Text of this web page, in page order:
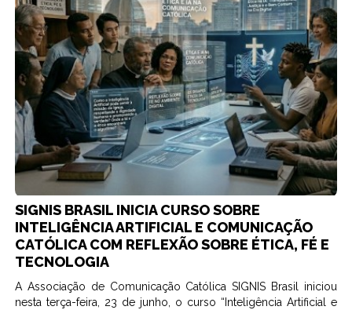
SIGNIS BRASIL INICIA CURSO SOBRE
INTELIGÊNCIA ARTIFICIAL E COMUNICAÇÃO
CATÓLICA COM REFLEXÃO SOBRE ÉTICA, FÉ E
TECNOLOGIA
A Associação de Comunicação Católica SIGNIS Brasil iniciou
nesta terça-feira, 23 de junho, o curso “Inteligência Artificial e